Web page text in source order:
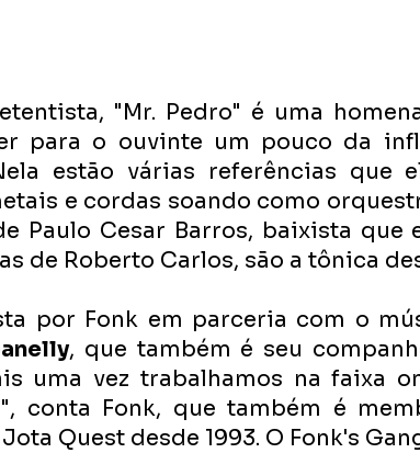
"Mr. Pedro" é uma
para o ouvinte um pouco da
estão várias referências que
e cordas soando como
Paulo Cesar Barros, baixista que
de Roberto Carlos, são a tônica
por Fonk em parceria com o
, que também é seu
uma vez trabalhamos na faixa
conta Fonk, que também é
Quest desde 1993. O Fonk's